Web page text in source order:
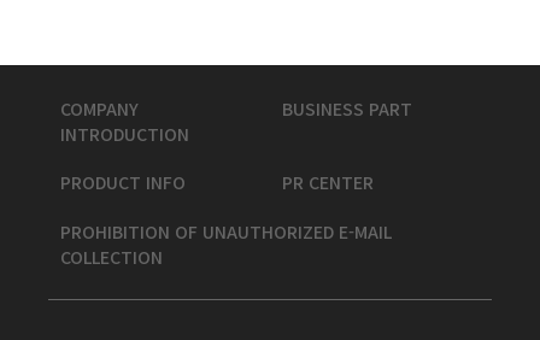
COMPANY
INTRODUCTION
BUSINESS PART
PRODUCT INFO PR CENTER
PROHIBITION OF UNAUTHORIZED E-MAIL
COLLECTION